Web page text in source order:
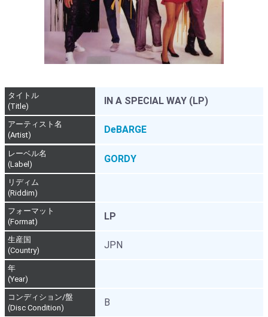
タイトル
(Title)
IN A SPECIAL WAY (LP)
アーティスト名
(Artist)
DeBARGE
レーベル名
(Label)
GORDY
リディム
(Riddim)
フォーマット
(Format)
LP
生産国
(Country)
JPN
年
(Year)
コンディション/盤
(Disc Condition)
B